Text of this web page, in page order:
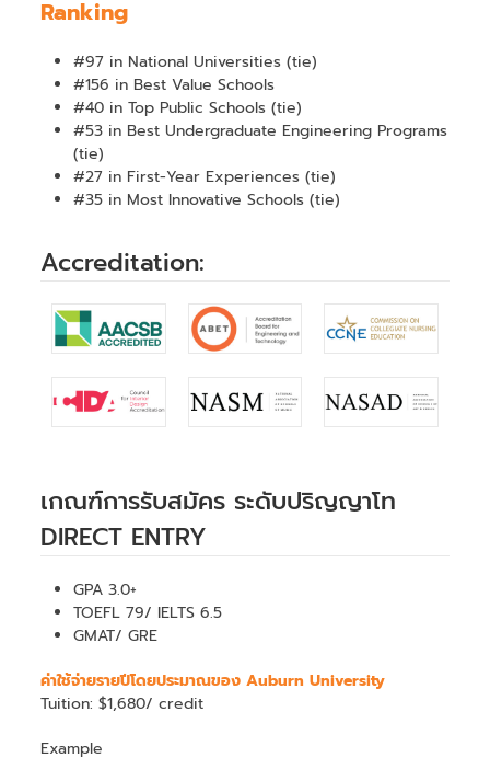
Ranking
#97 in National Universities (tie)
#156 in Best Value Schools
#40 in Top Public Schools (tie)
#53 in Best Undergraduate Engineering Programs
(tie)
#27 in First-Year Experiences (tie)
#35 in Most Innovative Schools (tie)
Accreditation:
เกณฑ์การรับสมัคร ระดับปริญญาโท
DIRECT ENTRY
GPA 3.0+
TOEFL 79/ IELTS 6.5
GMAT/ GRE
ค่าใช้จ่ายรายปีโดยประมาณของ Auburn University
Tuition: $1,680/ credit
Example